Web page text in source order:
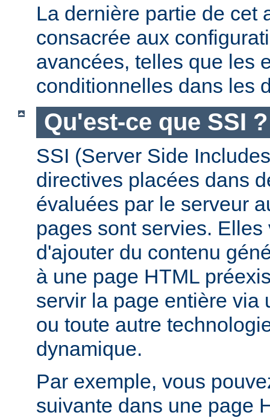
La dernière partie de cet
consacrée aux
avancées, telles que les
conditionnelles dans les
Qu'est-ce que SSI ?
SSI (Server Side
directives placées dans
évaluées par le serveur
pages sont servies.
d'ajouter du contenu
à une page HTML
servir la page entière via
ou toute autre
dynamique.
Par exemple, vous
suivante dans une page